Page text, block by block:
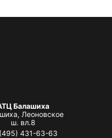
Балашиха
Леоновское
ш. вл.8
431-63-63